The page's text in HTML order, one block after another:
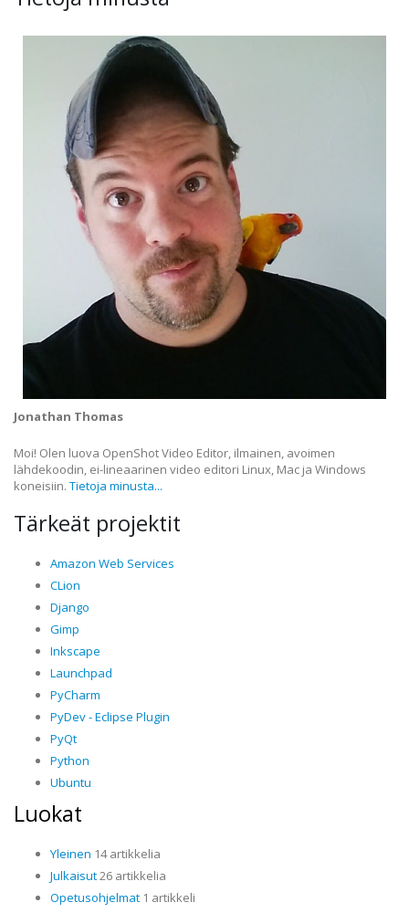
Jonathan Thomas
Moi! Olen luova OpenShot Video Editor, ilmainen, avoimen
lähdekoodin, ei-lineaarinen video editori Linux, Mac ja Windows
koneisiin. Tietoja minusta...
Tärkeät projektit
Amazon Web Services
CLion
Django
Gimp
Inkscape
Launchpad
PyCharm
PyDev - Eclipse Plugin
PyQt
Python
Ubuntu
Luokat
Yleinen 14 artikkelia
Julkaisut26 artikkelia
Opetusohjelmat 1 artikkeli